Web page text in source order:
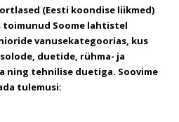
(Eesti koondise liikmed)
toimunud Soome lahtistel
vanusekategoorias, kus
duetide, rühma- ja
ning tehnilise duetiga. Soovime
tulemusi: